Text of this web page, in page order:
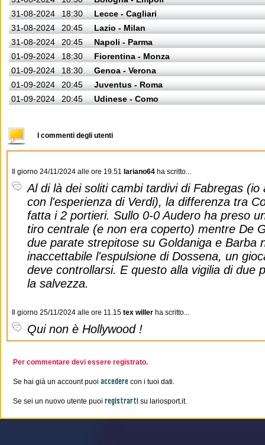
31-08-2024
18:30
Lecce - Cagliari
31-08-2024
20:45
Lazio - Milan
31-08-2024
20:45
Napoli - Parma
01-09-2024
18:30
Fiorentina - Monza
01-09-2024
18:30
Genoa - Verona
01-09-2024
20:45
Juventus - Roma
01-09-2024
20:45 Udinese - Como
I commenti degli utenti
Il giorno 24/11/2024 alle ore 19.51 lariano64 ha scritto...
Al di là dei soliti cambi tardivi di Fabregas
con l'esperienza di Verdi), la differenza tra
fatta i 2 portieri. Sullo 0-0 Audero ha preso
tiro centrale (e non era coperto) mentre De
due parate strepitose su Goldaniga e Barba
inaccettabile l'espulsione di Dossena, un
deve controllarsi. E questo alla vigilia di due
la salvezza.
Il giorno 25/11/2024 alle ore 11.15 tex willer ha scritto...
Qui non è Hollywood !
Per commentare devi essere registrato.
Se hai già un account puoi accedere con i tuoi dati.
Se sei un nuovo utente puoi registrarti su lariosport.it.